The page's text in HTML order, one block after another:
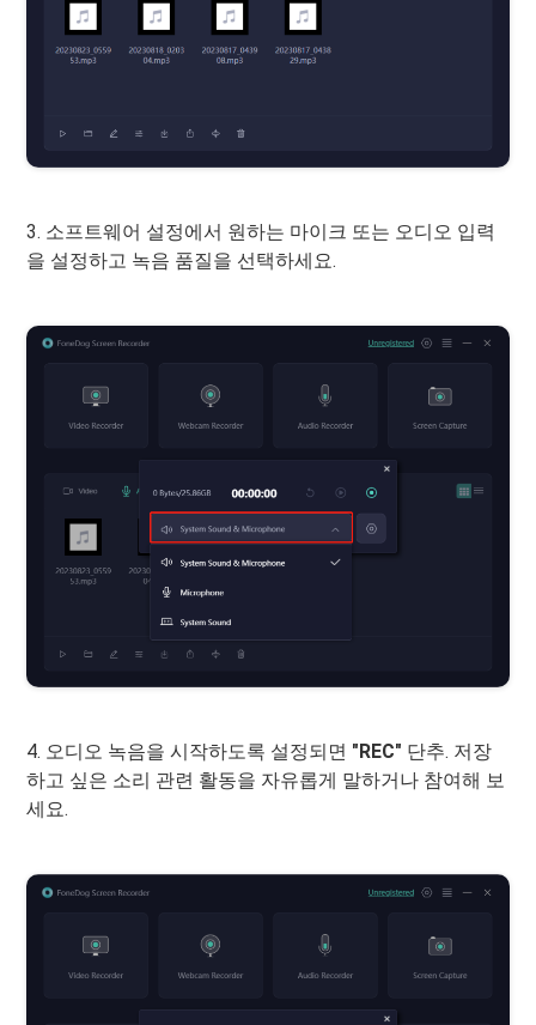
3. 소프트웨어 설정에서 원하는 마이크 또는 오디오 입력
을 설정하고 녹음 품질을 선택하세요.
4. 오디오 녹음을 시작하도록 설정되면 "REC" 단추. 저장
하고 싶은 소리 관련 활동을 자유롭게 말하거나 참여해 보
세요.